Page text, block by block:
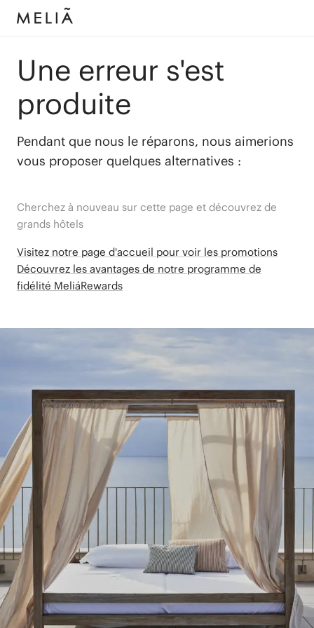
Une erreur s'est
produite
Pendant que nous le réparons, nous aimerions
vous proposer quelques alternatives :
Cherchez à nouveau sur cette page et découvrez de
grands hôtels
Visitez notre page d'accueil pour voir les promotions
Découvrez les avantages de notre programme de
fidélité MeliáRewards